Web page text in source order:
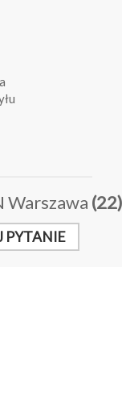
PYTANIE